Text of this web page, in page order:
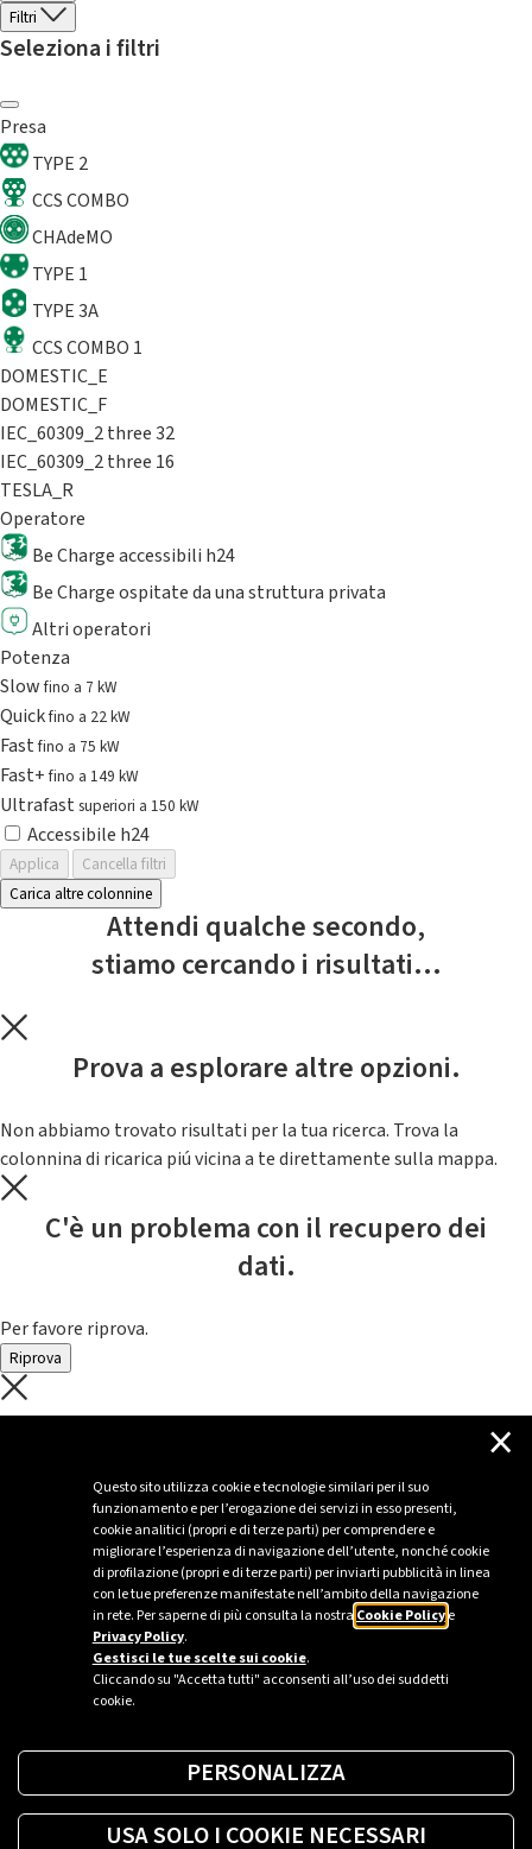
Questo sito utilizza cookie e tecnologie similari per il suo
funzionamento e per l’erogazione dei servizi in esso presenti,
cookie analitici (propri e di terze parti) per comprendere e
migliorare l’esperienza di navigazione dell’utente, nonché cookie
di profilazione (propri e di terze parti) per inviarti pubblicità in linea
con le tue preferenze manifestate nell’ambito della navigazione
in rete. Per saperne di più consulta la nostra Cookie Policye
Privacy Policy.
Gestisci le tue scelte sui cookie.
Cliccando su "Accetta tutti" acconsenti all’uso dei suddetti
cookie.
×
PERSONALIZZA
USA SOLO I COOKIE NECESSARI
Filtri
Seleziona i filtri
Presa
TYPE 2
CCS COMBO
CHAdeMO
TYPE 1
TYPE 3A
CCS COMBO 1
DOMESTIC_E
DOMESTIC_F
IEC_60309_2 three 32
IEC_60309_2 three 16
TESLA_R
Operatore
Be Charge accessibili h24
Be Charge ospitate da una struttura privata
Altri operatori
Potenza
Slowfino a 7 kW
Quickfino a 22 kW
Fastfino a 75 kW
Fast+fino a 149 kW
Ultrafast superiori a 150 kW
Accessibile h24
Applica
Cancella filtri
Carica altre colonnine
Attendi qualche secondo,
stiamo cercando i risultati...
Prova a esplorare altre opzioni.
Non abbiamo trovato risultati per la tua ricerca. Trova la
colonnina di ricarica piú vicina a te direttamente sulla mappa.
C'è un problema con il recupero dei
dati.
Per favore riprova.
Riprova
C'è un problema con il recupero dei
Per favore riprova piú tardi
Sei un’azienda o una PA?
Trova la soluzione più giusta per te.
Richiedi una colonnina